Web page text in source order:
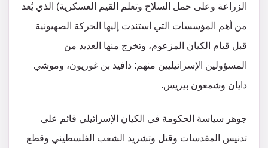
الزراعة وعلى حمل السلاح وتعلم القيم العسكرية) الذي يُعد
من أهم المؤسسات التي استندت إليها الحركة الصهيونية
قبل قيام الكيان المزعوم، وتخرج منها العديد من
المسؤولين الإسرائيليين منهم: دافيد بن غوريون، وموشي
دايان وشمعون بيريس.
جوهر سياسة الحكومة في الكيان الإسرائيلي قائم على
تدنيس المقدسات وقتل وتشريد الشعب الفلسطيني وقطع